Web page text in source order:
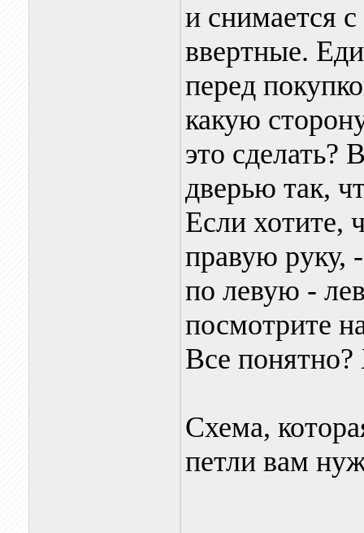
и снимается
ввертные.
перед
какую
это сделать?
дверью так,
Если хотите,
правую руку,
по левую -
посмотрите
Все понятно?
Схема,
петли вам